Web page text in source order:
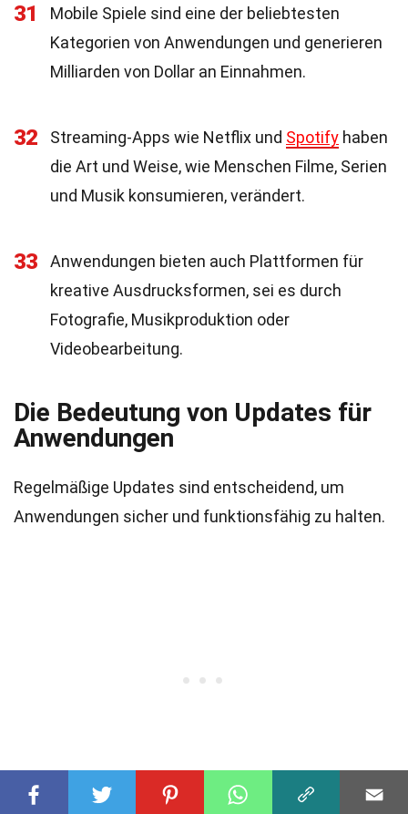
31
Mobile Spiele sind eine der beliebtesten
Kategorien von Anwendungen und generieren
Milliarden von Dollar an Einnahmen.
32 Streaming-Apps wie Netflix und Spotify haben
die Art und Weise, wie Menschen Filme, Serien
und Musik konsumieren, verändert.
33
Anwendungen bieten auch Plattformen für
kreative Ausdrucksformen, sei es durch
Fotografie, Musikproduktion oder
Videobearbeitung.
Die Bedeutung von Updates für
Anwendungen
Regelmäßige Updates sind entscheidend, um
Anwendungen sicher und funktionsfähig zu halten.